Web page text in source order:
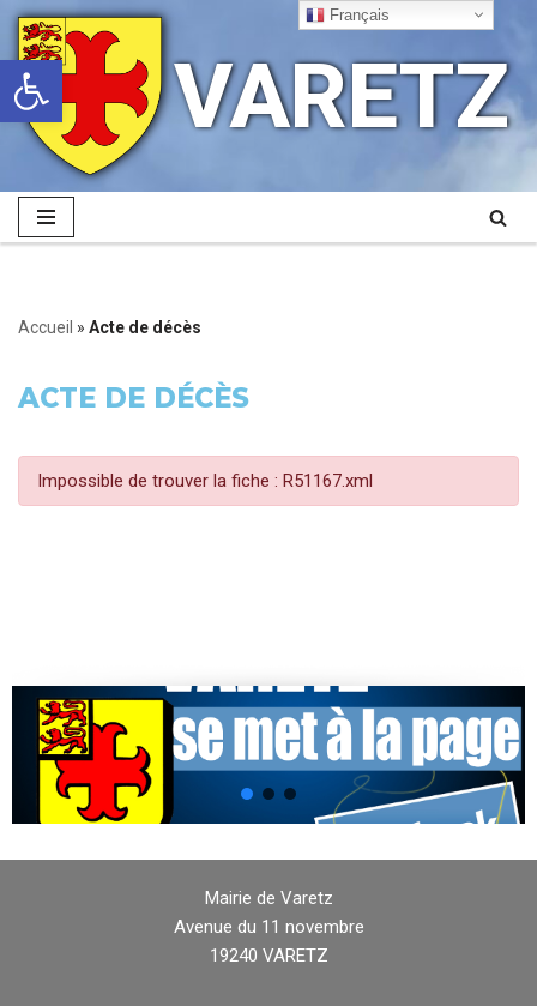
Ouvrir la barre d’outils
Aller
au
contenu
VARETZ
Accueil » Acte de décès
ACTE DE DÉCÈS
Impossible de trouver la fiche : R51167.xml
Mairie de Varetz
Avenue du 11 novembre
19240 VARETZ
Français